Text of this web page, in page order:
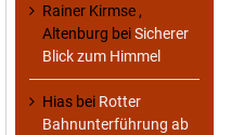
Rainer Kirmse ,
Altenburg beiSicherer
Blick zum Himmel
Hias bei Rotter
Bahnunterführung ab